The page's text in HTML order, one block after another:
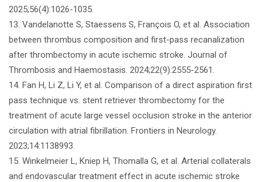
2025;56(4):1026-1035.
13. Vandelanotte S, Staessens S, François O, et al. Association
between thrombus composition and first-pass recanalization
after thrombectomy in acute ischemic stroke. Journal of
Thrombosis and Haemostasis. 2024;22(9):2555-2561.
14. Fan H, Li Z, Li Y, et al. Comparison of a direct aspiration first
pass technique vs. stent retriever thrombectomy for the
treatment of acute large vessel occlusion stroke in the anterior
circulation with atrial fibrillation. Frontiers in Neurology.
2023;14:1138993.
15. Winkelmeier L, Kniep H, Thomalla G, et al. Arterial collaterals
and endovascular treatment effect in acute ischemic stroke